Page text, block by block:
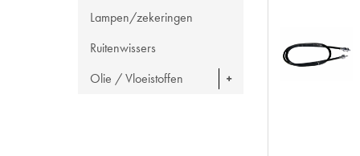
Lampen/zekeringen
Ruitenwissers
Olie / Vloeistoffen